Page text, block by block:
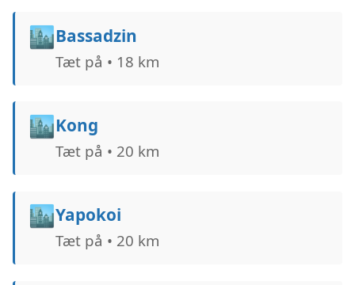
🏙️Bassadzin
Tæt på • 18 km
🏙️Kong
Tæt på • 20 km
🏙️Yapokoi
Tæt på • 20 km